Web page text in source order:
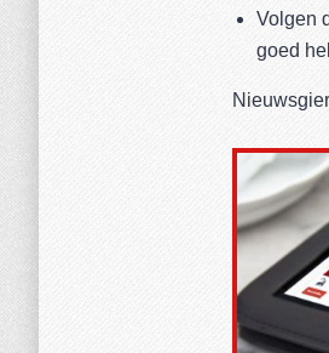
Volgen
goed